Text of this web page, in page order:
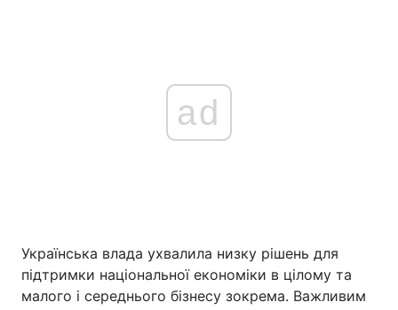
ad
Українська влада ухвалила низку рішень для
підтримки національної економіки в цілому та
малого і середнього бізнесу зокрема. Важливим